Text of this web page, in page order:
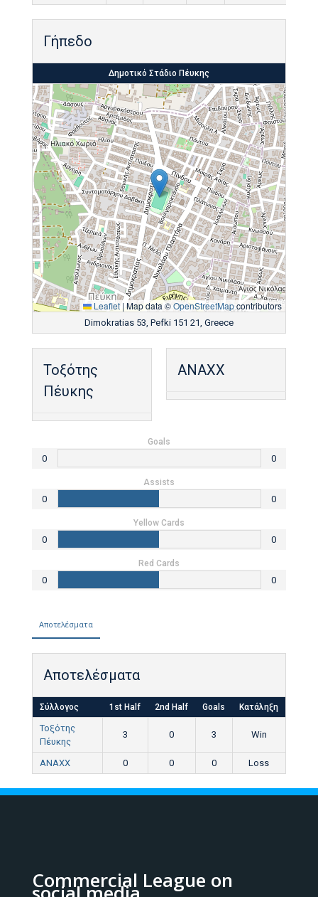
Γήπεδο
Δημοτικό Στάδιο Πέυκης
Leaflet |Map data ©OpenStreetMapcontributors
Dimokratias 53, Pefki 151 21, Greece
Τοξότης
Πέυκης
ANAXX
Goals
0 0
Assists
0 0
Yellow Cards
0 0
Red Cards
0 0
Αποτελέσματα
Αποτελέσματα
Σύλλογος 1st Half 2nd Half Goals Κατάληξη
Τοξότης
Πέυκης
3 0 3 Win
ANAXX 0 0 0 Loss
Commercial League on